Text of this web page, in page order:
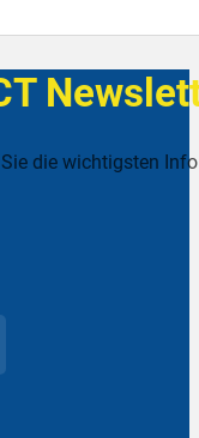
die wichtigsten